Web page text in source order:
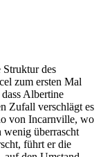
Struktur des
zum ersten Mal
Albertine
Zufall verschlägt es
von Incarnville, wo
wenig überrascht
führt er die